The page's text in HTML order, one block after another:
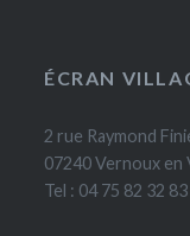
ÉCRAN
2 rue Raymond
07240 Vernoux en
Tel : 04 75 82 32 83